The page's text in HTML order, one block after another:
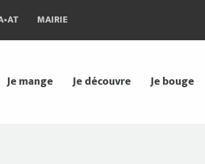
MAIRIE
Je mange Je découvre Je bouge